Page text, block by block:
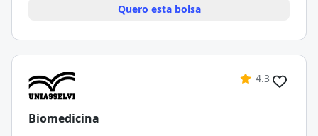
Quero esta bolsa
4.3
Biomedicina